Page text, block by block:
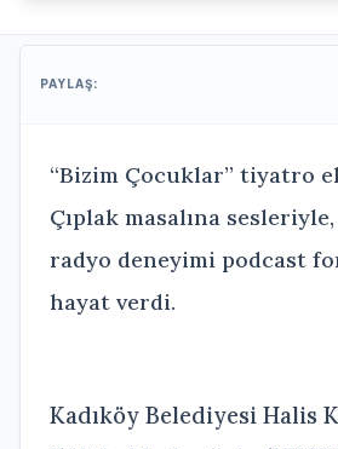
PAYLAŞ:
“Bizim Çocuklar” tiyatro
Çıplak masalına
radyo deneyimi podcast
hayat verdi.
Kadıköy Belediyesi Halis